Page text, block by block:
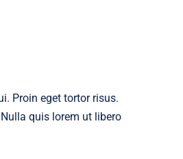
Proin eget tortor risus.
quis lorem ut libero